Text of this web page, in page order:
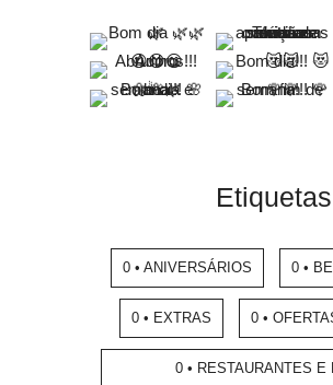
Etiquetas
0 • ANIVERSÁRIOS 0 •
0 • EXTRAS 0 •
0 • RESTAURANTES E